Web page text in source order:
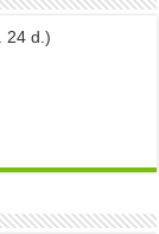
24 d.)